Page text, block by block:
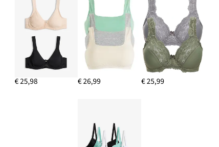
€ 25,98 € 26,99 € 25,99